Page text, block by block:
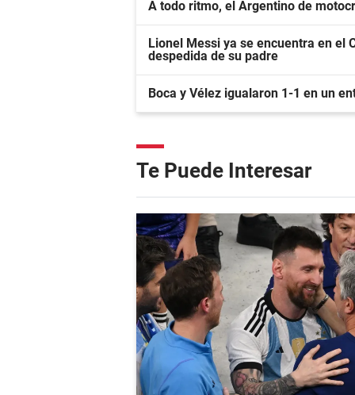
A todo ritmo, el Argentino de
Lionel Messi ya se encuentra en el
despedida de su padre
Boca y Vélez igualaron 1-1 en un
Te Puede Interesar